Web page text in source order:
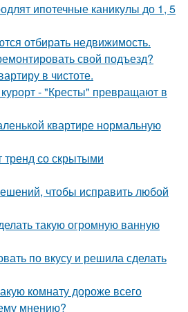
ипотечные каникулы до 1, 5
отбирать недвижимость.
свой подъезд?
в чистоте.
- "Кресты" превращают в
квартире нормальную
тренд со скрытыми
чтобы исправить любой
такую огромную ванную
по вкусу и решила сделать
комнату дороже всего
мнению?